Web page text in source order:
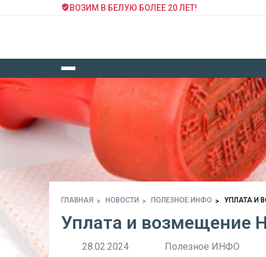
ВОЗИМ В БЕЛУЮ БОЛЕЕ 20 ЛЕТ!
ГЛАВНАЯ НОВОСТИ ПОЛЕЗНОЕ ИНФО УПЛАТА И
Уплата и возмещение
28.02.2024 Полезное ИНФО